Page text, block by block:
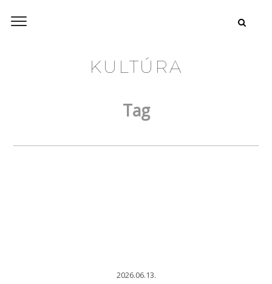
KULTÚRA
Tag
2026.06.13.